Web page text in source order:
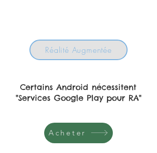
Réalité Augmentée
Certains Android nécessitent
"Services Google Play pour RA"
Acheter